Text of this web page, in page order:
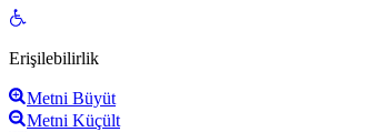
Open
Erişilebilirlik
Metni Büyüt
Metni Küçült